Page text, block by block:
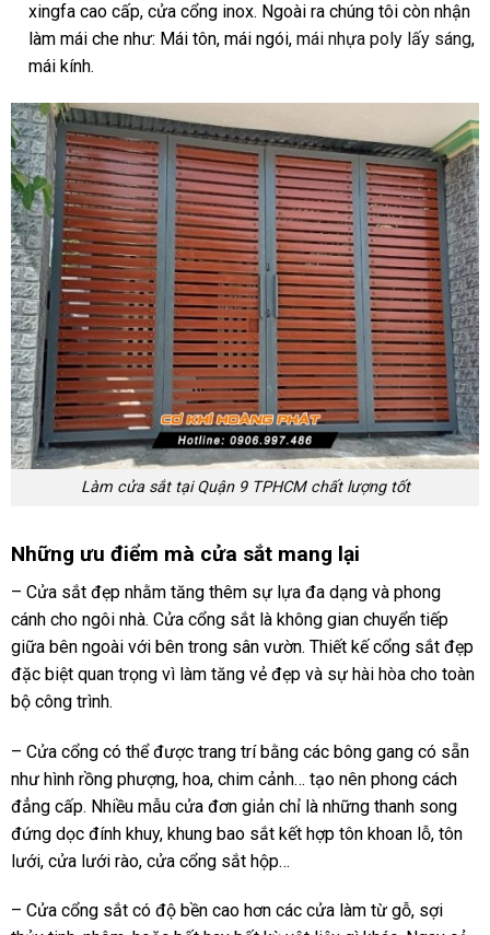
xingfa cao cấp, cửa cổng inox. Ngoài ra chúng tôi còn nhận
làm mái che như: Mái tôn, mái ngói, mái nhựa poly lấy sáng,
mái kính.
Làm cửa sắt tại Quận 9 TPHCM chất lượng tốt
Những ưu điểm mà cửa sắt mang lại
– Cửa sắt đẹp nhằm tăng thêm sự lựa đa dạng và phong
cánh cho ngôi nhà. Cửa cổng sắt là không gian chuyển tiếp
giữa bên ngoài với bên trong sân vườn. Thiết kế cổng sắt đẹp
đặc biệt quan trọng vì làm tăng vẻ đẹp và sự hài hòa cho toàn
bộ công trình.
– Cửa cổng có thể được trang trí bằng các bông gang có sẵn
như hình rồng phượng, hoa, chim cảnh… tạo nên phong cách
đẳng cấp. Nhiều mẫu cửa đơn giản chỉ là những thanh song
đứng dọc đính khuy, khung bao sắt kết hợp tôn khoan lỗ, tôn
lưới, cửa lưới rào, cửa cổng sắt hộp…
– Cửa cổng sắt có độ bền cao hơn các cửa làm từ gỗ, sợi